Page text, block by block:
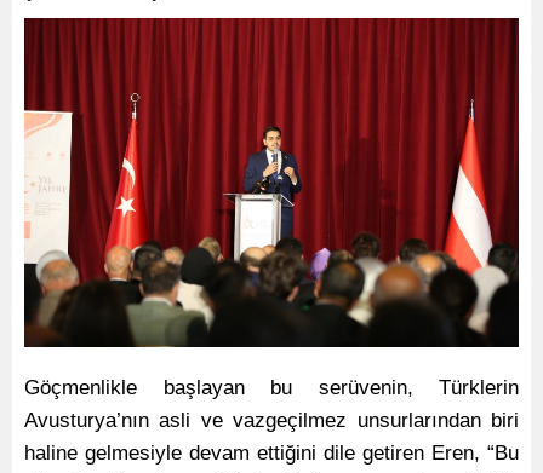
Göçmenlikle başlayan bu serüvenin, Türklerin
Avusturya’nın asli ve vazgeçilmez unsurlarından biri
haline gelmesiyle devam ettiğini dile getiren Eren, “Bu